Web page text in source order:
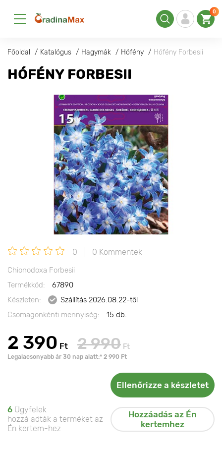
0
Főoldal Katalógus Hagymák Hófény Hófény Forbesii
HÓFÉNY FORBESII
0 0 Kommentek
Chionodoxa Forbesii
Termékkód:
67890
Készleten:
Szállítás 2026.08.22-től
Csomagonkénti mennyiség:
15 db.
2 390 Ft 2 990 Ft
Legalacsonyabb ár 30 nap alatt:* 2 990 Ft
Ellenőrizze a készletet
6 Ügyfelek
hozzá adták a terméket az
Én kertem-hez
Hozzáadás az Én
kertemhez